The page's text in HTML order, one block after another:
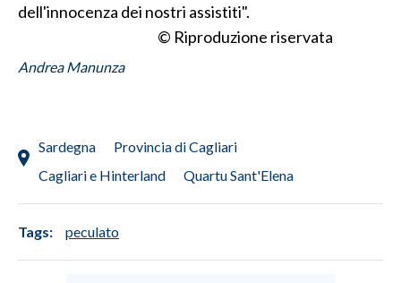
SPIAGGE
dell'innocenza dei nostri assistiti".
© Riproduzione riservata
Andrea Manunza
Sardegna
Provincia di Cagliari
Cagliari e Hinterland
Quartu Sant'Elena
Tags: peculato